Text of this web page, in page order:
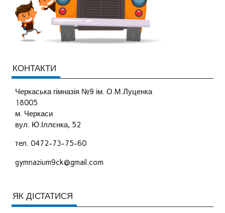
КОНТАКТИ
Черкаська гімназія №9 ім. О.М.Луценка
18005
м. Черкаси
вул. Ю.Іллєнка, 52
тел. 0472-73-75-60
gymnazium9ck@gmail.com
ЯК ДІСТАТИСЯ